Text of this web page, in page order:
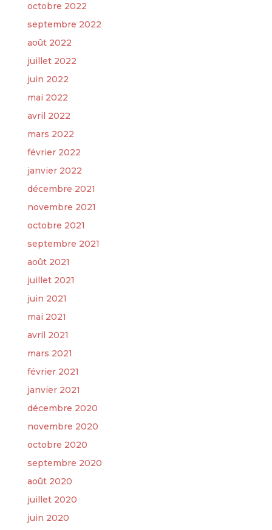
octobre 2022
septembre 2022
août 2022
juillet 2022
juin 2022
mai 2022
avril 2022
mars 2022
février 2022
janvier 2022
décembre 2021
novembre 2021
octobre 2021
septembre 2021
août 2021
juillet 2021
juin 2021
mai 2021
avril 2021
mars 2021
février 2021
janvier 2021
décembre 2020
novembre 2020
octobre 2020
septembre 2020
août 2020
juillet 2020
juin 2020